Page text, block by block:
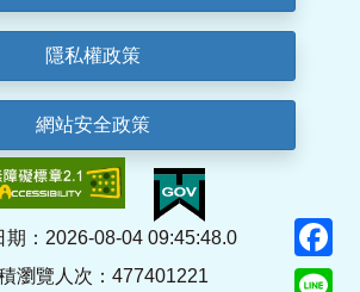
隱私權政策
網站安全政策
期：2026-08-04 09:45:48.0
瀏覽人次：477401221